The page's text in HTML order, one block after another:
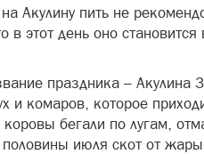
Акулину пить не
в этот день оно
праздника – Акулина
и комаров, которое
бегали по лугам,
июля скот от